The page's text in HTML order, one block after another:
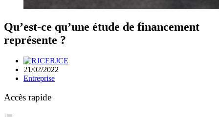
Qu’est-ce qu’une étude de financement
représente ?
RJCE
21/02/2022
Entreprise
Accès rapide